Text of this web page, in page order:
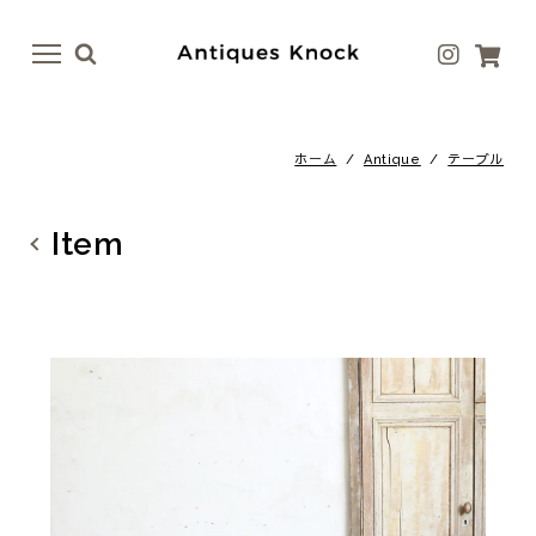
menu
menu
テーブル
照明
ファブリック
その他
ホーム / Antique / テーブル
Item